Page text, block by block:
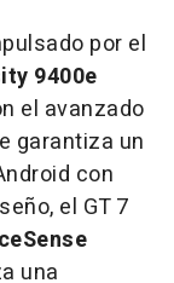
por el
9400e
el avanzado
garantiza un
con
el GT 7
una